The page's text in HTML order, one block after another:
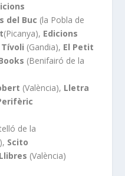
del Buc (la Pobla de
(Picanya), Edicions
(Gandia), El Petit
(Benifairó de la
(València), Lletra
de la
Scito
(València)